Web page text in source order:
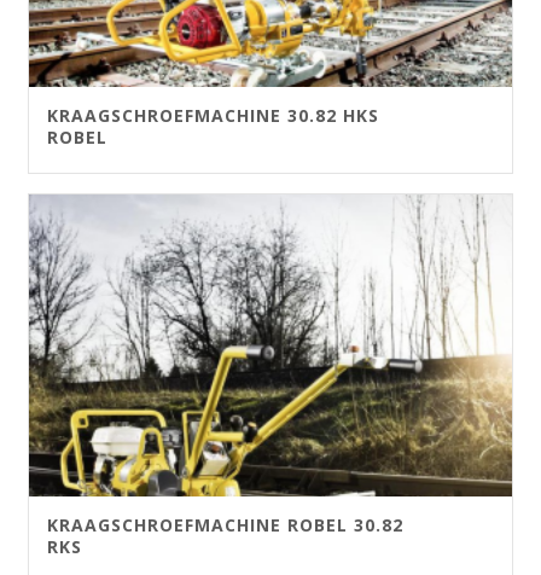
KRAAGSCHROEFMACHINE 30.82 HKS
ROBEL
KRAAGSCHROEFMACHINE ROBEL 30.82
RKS